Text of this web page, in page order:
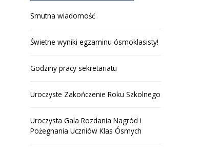
Smutna wiadomość
Świetne wyniki egzaminu ósmoklasisty!
Godziny pracy sekretariatu
Uroczyste Zakończenie Roku Szkolnego
Uroczysta Gala Rozdania Nagród i
Pożegnania Uczniów Klas Ósmych